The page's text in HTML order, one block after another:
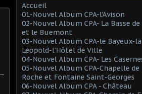
Accueil
01-Nouvel Album CPA-l'Avison
02-Nouvel Album CPA- La Basse de
et le Buemont
03-Nouvel Album CPA-le Bayeux-
Léopold-l'Hôtel de Ville
04-Nouvel Album CPA- Les
05-Nouvel Album CPA-Chapelle de
Roche et Fontaine Saint-Georges
06-Nouvel Album CPA - Château